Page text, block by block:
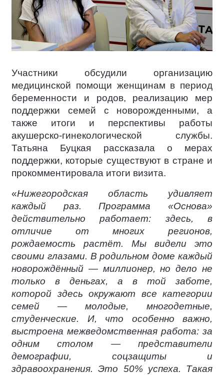
Участники обсудили организацию
медицинской помощи женщинам в период
беременности и родов, реализацию мер
поддержки семей с новорожденными, а
также итоги и перспективы работы
акушерско-гинекологической службы.
Татьяна Буцкая рассказала о мерах
поддержки, которые существуют в стране и
прокомментировала итоги визита.
«Нижегородская область удивляет
каждый раз. Программа «Основа»
действительно работает: здесь, в
отличие от многих регионов,
рождаемость растёт. Мы видели это
своими глазами. В родильном доме каждый
новорождённый — миллионер, но дело не
только в деньгах, а в той заботе,
которой здесь окружают все категории
семей — молодые, многодетные,
студенческие. И, что особенно важно,
выстроена межведомственная работа: за
одним столом — представители
демографии, соцзащиты и
здравоохранения. Это 50% успеха. Такая